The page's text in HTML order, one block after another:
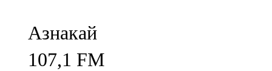
Азнакай
107,1 FM